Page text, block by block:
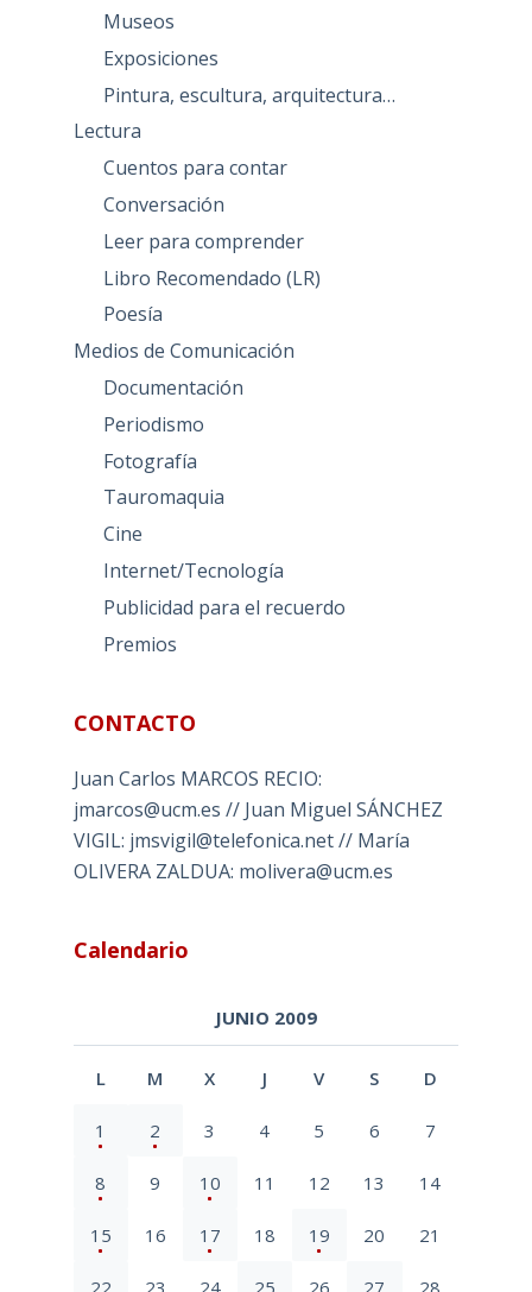
Museos
Exposiciones
Pintura, escultura, arquitectura…
Lectura
Cuentos para contar
Conversación
Leer para comprender
Libro Recomendado (LR)
Poesía
Medios de Comunicación
Documentación
Periodismo
Fotografía
Tauromaquia
Cine
Internet/Tecnología
Publicidad para el recuerdo
Premios
CONTACTO
Juan Carlos MARCOS RECIO:
jmarcos@ucm.es // Juan Miguel SÁNCHEZ
VIGIL: jmsvigil@telefonica.net // María
OLIVERA ZALDUA: molivera@ucm.es
Calendario
JUNIO 2009
L M X J V S D
1 2 3 4 5 6 7
8 9 10 11 12 13 14
15 16 17 18 19 20 21
22 23 24 25 26 27 28